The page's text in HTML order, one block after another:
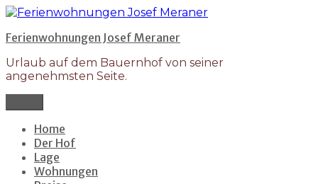
Zum
springen
Ferienwohnungen Josef Meraner
Urlaub auf dem Bauernhof von seiner
angenehmsten Seite.
Home
Der Hof
Lage
Wohnungen